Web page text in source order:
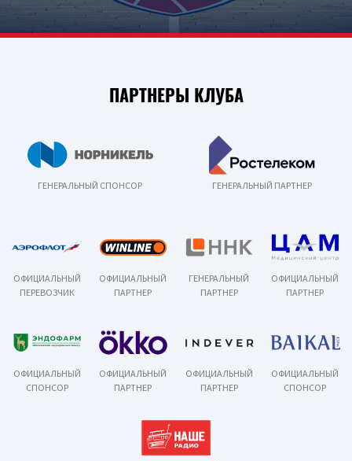
ПАРТНЕРЫ КЛУБА
ГЕНЕРАЛЬНЫЙ СПОНСОР ГЕНЕРАЛЬНЫЙ ПАРТНЕР
ОФИЦИАЛЬНЫЙ
ПЕРЕВОЗЧИК
ОФИЦИАЛЬНЫЙ
ПАРТНЕР
ГЕНЕРАЛЬНЫЙ
ПАРТНЕР
ОФИЦИАЛЬНЫЙ
ПАРТНЕР
ОФИЦИАЛЬНЫЙ
СПОНСОР
ОФИЦИАЛЬНЫЙ
ПАРТНЕР
ОФИЦИАЛЬНЫЙ
ПАРТНЕР
ОФИЦИАЛЬНЫЙ
СПОНСОР